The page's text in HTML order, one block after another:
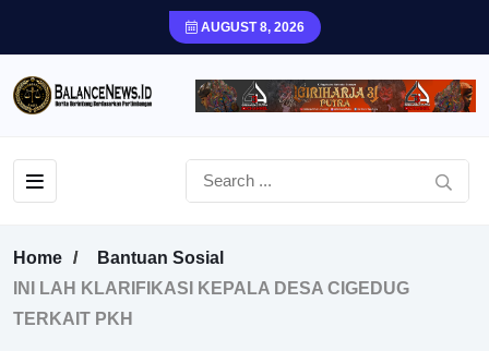
AUGUST 8, 2026
Home
Bantuan Sosial
INI LAH KLARIFIKASI KEPALA DESA CIGEDUG
TERKAIT PKH